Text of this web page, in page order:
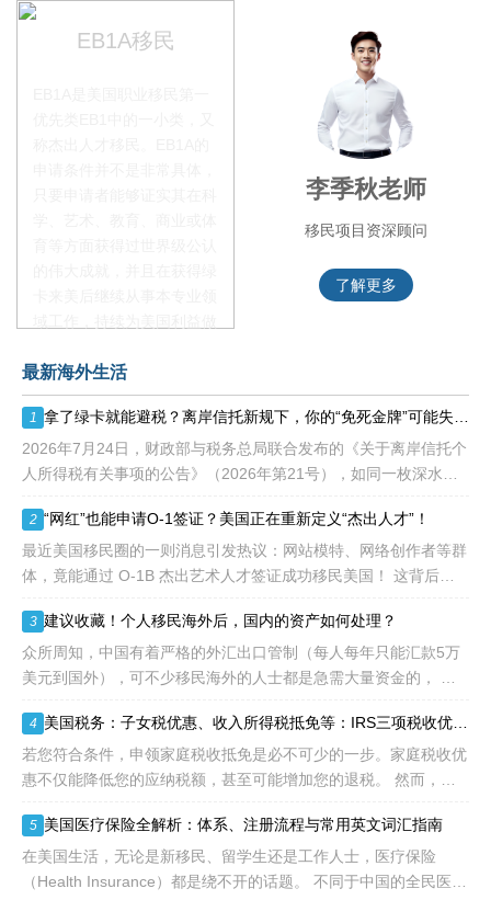
EB1A移民
额占全球移民签证配额的
28.6%，即大约4万个移民
签证，都会用于满足"优
先"移民类别的申请。EB1A
不需要雇主支持、不用办理
等的限制，所以也愈来愈受
到中国杰出人才的青睐。
李季秋老师
移民项目资深顾问
了解更多
最新海外生活
1
2026年7月24日，财政部与税务总局联合发布的《关于离岸信托个
人所得税有关事项的公告》（2026年第21号），如同一枚深水炸
家税务总局配套发
2 “网红”也能申请O-1签证？美国正在重新定义“杰出人才”！
最近美国移民圈的一则消息引发热议：网站模特、网络创作者等群
体，竟能通过 O-1B 杰出艺术人才签证成功移民美国！ 这背后不
构
3 建议收藏！个人移民海外后，国内的资产如何处理？
众所周知，中国有着严格的外汇出口管制（每人每年只能汇款5万
美元到国外），可不少移民海外的人士都是急需大量资金的， 包
随着近年来国
4
若您符合条件，申领家庭税收抵免是必不可少的一步。家庭税收优
惠不仅能降低您的应纳税额，甚至可能增加您的退税。 然而，您
变动，因为许
5 美国医疗保险全解析：体系、注册流程与常用英文词汇指南
在美国生活，无论是新移民、留学生还是工作人士，医疗保险
（Health Insurance）都是绕不开的话题。 不同于中国的全民医保